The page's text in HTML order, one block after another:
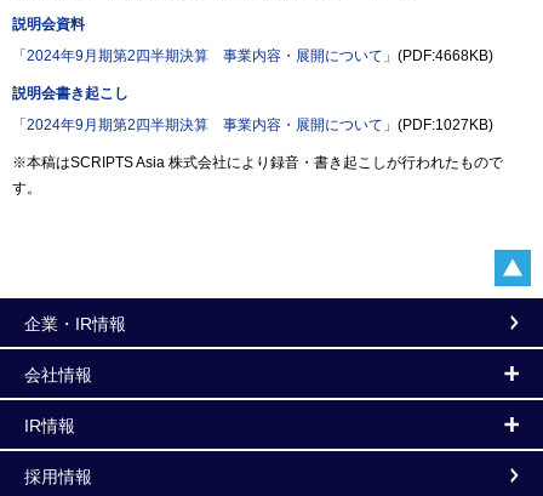
説明会資料
「2024年9月期第2四半期決算 事業内容・展開について」 (PDF:4668KB)
説明会書き起こし
「2024年9月期第2四半期決算 事業内容・展開について」 (PDF:1027KB)
※本稿はSCRIPTS Asia 株式会社により録音・書き起こしが行われたもので
す。
企業・IR情報
会社情報
IR情報
採用情報